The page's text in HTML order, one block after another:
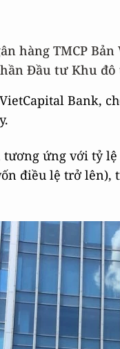
hàng TMCP
Đầu tư Khu
Bank,
ứng với tỷ
điều lệ trở lên),